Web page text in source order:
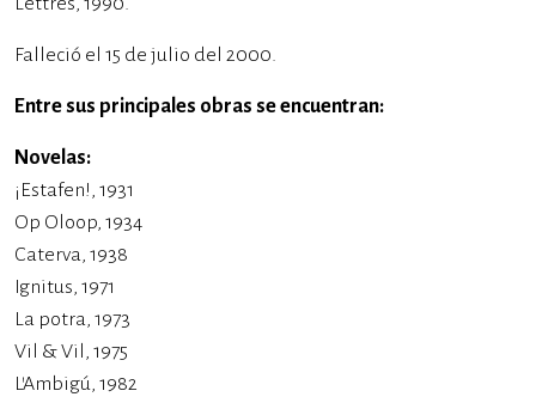
Falleció el 15 de julio del 2000.
Entre sus principales obras se encuentran:
Novelas:
¡Estafen!, 1931
Op Oloop, 1934
Caterva, 1938
Ignitus, 1971
La potra, 1973
Vil & Vil, 1975
L’Ambigú, 1982